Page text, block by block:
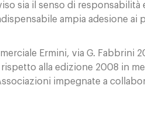
sia il senso di responsabilità
ampia adesione ai
Ermini, via G. Fabbrini
alla edizione 2008 in
impegnate a